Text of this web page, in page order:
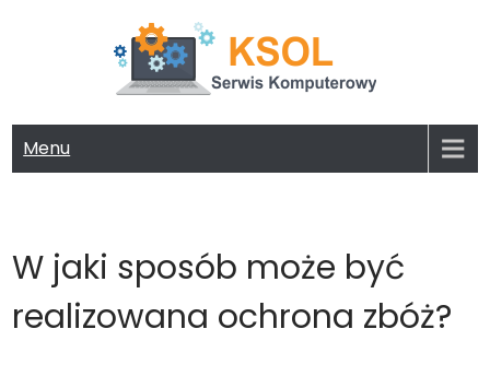
KSOL FIRMA KOMPUTEROWA
naszą ofertą!
Menu
W jaki sposób może być
realizowana ochrona zbóż?